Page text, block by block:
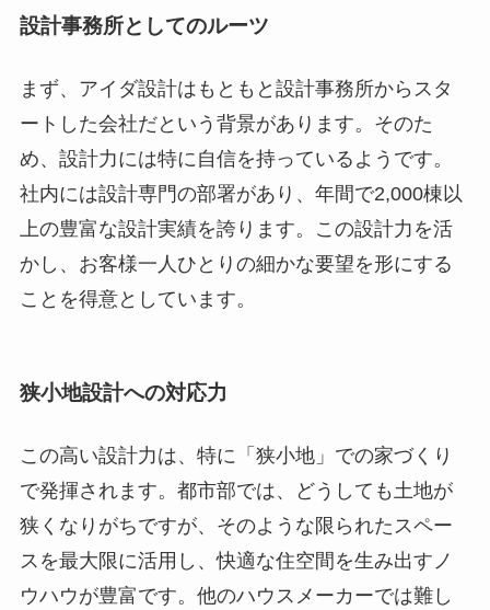
設計事務所としてのルーツ
まず、アイダ設計はもともと設計事務所からスタ
ートした会社だという背景があります。そのた
め、設計力には特に自信を持っているようです。
社内には設計専門の部署があり、年間で2,000棟以
上の豊富な設計実績を誇ります。この設計力を活
かし、お客様一人ひとりの細かな要望を形にする
ことを得意としています。
狭小地設計への対応力
この高い設計力は、特に「狭小地」での家づくり
で発揮されます。都市部では、どうしても土地が
狭くなりがちですが、そのような限られたスペー
スを最大限に活用し、快適な住空間を生み出すノ
ウハウが豊富です。他のハウスメーカーでは難し